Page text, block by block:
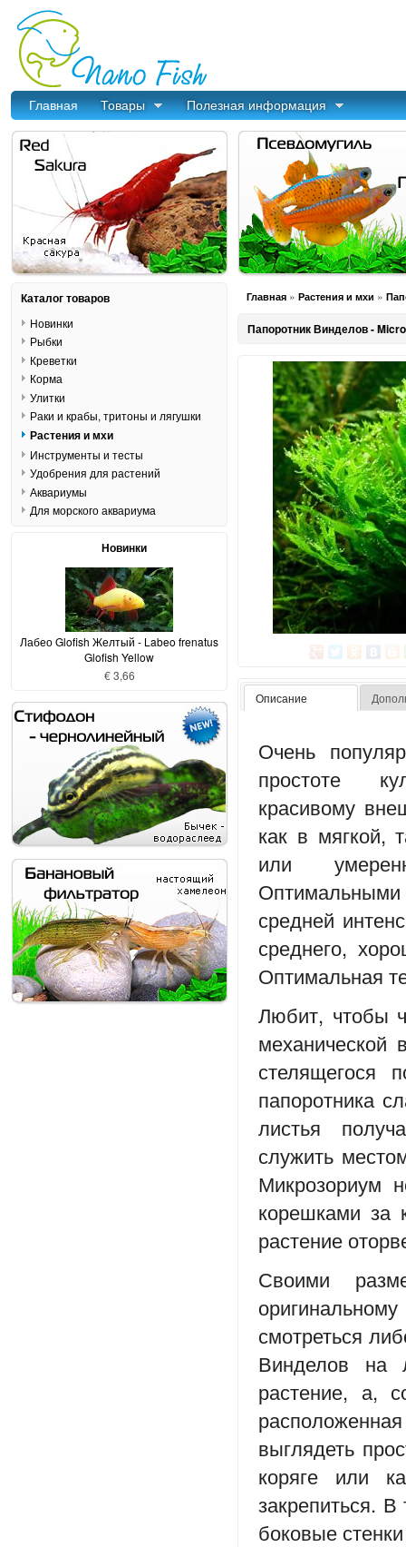
Главная Товары Полезная информация
Главная » Растения и мхи »
Папоротник Винделов -
Описание
Очень
простоте
красивому
как в мягкой,
или
средней
среднего,
Оптимальная
Любит, чтобы
механической
стелящегося
папоротника
листья
служить
Микрозориум
корешками за
растение
Своими
смотреться
Винделов на
растение, а,
выглядеть
коряге или
закрепиться.
боковые
Каталог товаров
Новинки
Рыбки
Креветки
Корма
Улитки
Раки и крабы, тритоны и лягушки
Растения и мхи
Инструменты и тесты
Удобрения для растений
Аквариумы
Для морского аквариума
Новинки
Лабео Glofish Желтый - Labeo frenatus
Glofish Yellow
€ 3,66